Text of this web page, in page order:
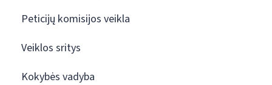
Peticijų komisijos veikla
Veiklos sritys
Kokybės vadyba